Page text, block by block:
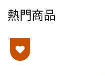
熱門商品